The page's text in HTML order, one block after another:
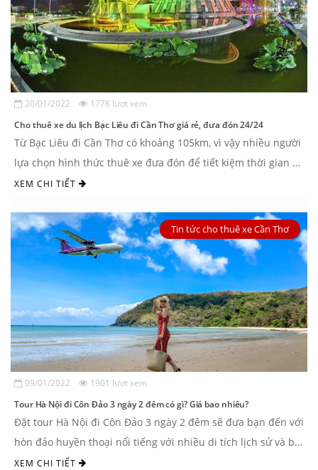
20/01/2022 1778 lượt xem
Cho thuê xe du lịch Bạc Liêu đi Cần Thơ giá rẻ, đưa đón 24/24
Từ Bạc Liêu đi Cần Thơ có khoảng 105km, vì vậy nhiều người
lựa chọn hình thức thuê xe đưa đón để tiết kiệm thời gian di
chuyển và không ...
XEM CHI TIẾT
Tin tức cho thuê xe Cần Thơ
09/01/2022 1901 lượt xem
Tour Hà Nội đi Côn Đảo 3 ngày 2 đêm có gì? Giá bao nhiêu?
Đặt tour Hà Nội đi Côn Đảo 3 ngày 2 đêm sẽ đưa bạn đến với
hòn đảo huyền thoại nổi tiếng với nhiều di tích lịch sử và bãi
biển xinh ...
XEM CHI TIẾT